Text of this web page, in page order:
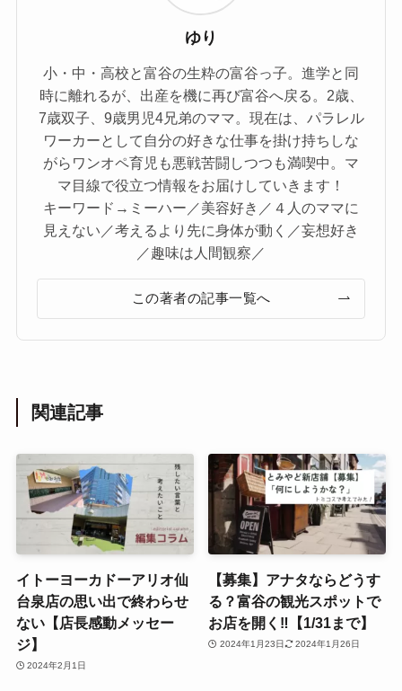
ゆり
小・中・高校と富谷の生粋の富谷っ子。進学と同
時に離れるが、出産を機に再び富谷へ戻る。2歳、
7歳双子、9歳男児4兄弟のママ。現在は、パラレル
ワーカーとして自分の好きな仕事を掛け持ちしな
がらワンオペ育児も悪戦苦闘しつつも満喫中。マ
マ目線で役立つ情報をお届けしていきます！
キーワード→ミーハー／美容好き／４人のママに
見えない／考えるより先に身体が動く／妄想好き
／趣味は人間観察／
この著者の記事一覧へ
関連記事
イトーヨーカドーアリオ仙
台泉店の思い出で終わらせ
ない【店長感動メッセー
ジ】
2024年2月1日
【募集】アナタならどうす
る？富谷の観光スポットで
お店を開く‼【1/31まで】
2024年1月23日 2024年1月26日